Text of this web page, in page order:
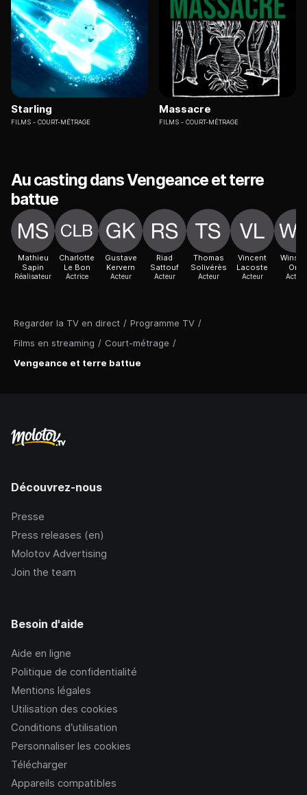
Regarder la TV en direct / Programme TV /
Films en streaming / Court-métrage /
Vengeance et terre battue
Starling
FILMS COURT-MÉTRAGE
Massacre
FILMS COURT-MÉTRAGE
Au casting dans Vengeance et terre
battue
Mathieu
Sapin
Réalisateur
Charlotte
Le Bon
Actrice
Gustave
Kervern
Acteur
Riad
Sattouf
Acteur
Thomas
Solivérès
Acteur
Vincent
Lacoste
Acteur
Ong
Acteur
Découvrez-nous
Presse
Press releases (en)
Molotov Advertising
Join the team
Besoin d'aide
Aide en ligne
Politique de confidentialité
Mentions légales
Utilisation des cookies
Conditions d’utilisation
Personnaliser les cookies
Télécharger
Appareils compatibles